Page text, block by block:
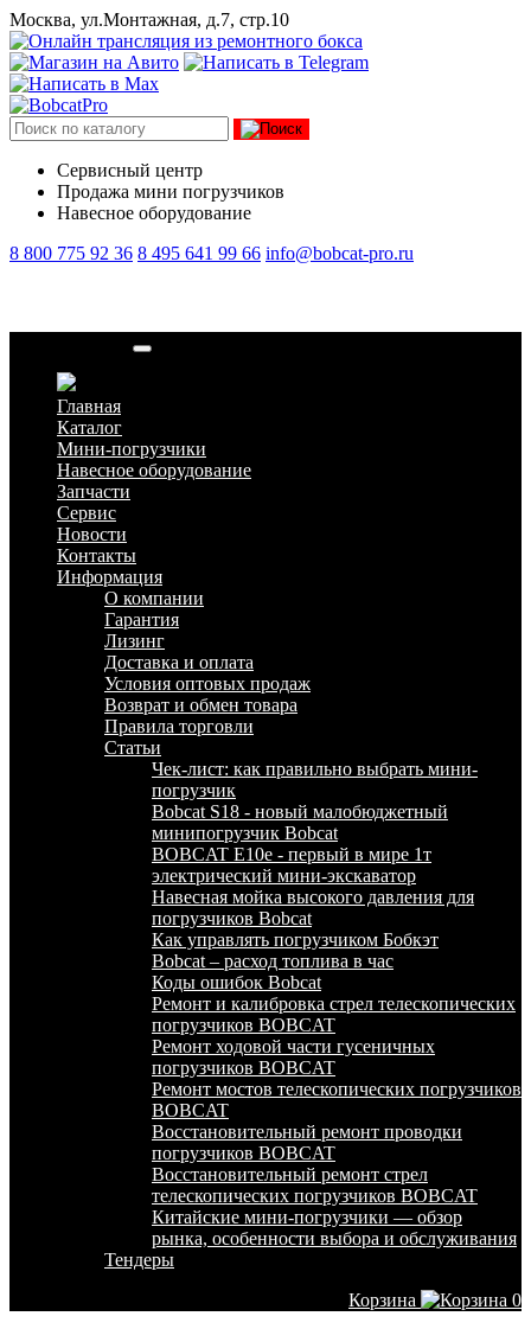
Москва, ул.Монтажная, д.7, стр.10
Сервисный центр
Продажа мини погрузчиков
Навесное оборудование
8 800 775 92 36 8 495 641 99 66 info@bobcat-pro.ru
Главная
Каталог
Мини-погрузчики
Навесное оборудование
Запчасти
Сервис
Новости
Контакты
Информация
О компании
Гарантия
Лизинг
Доставка и оплата
Условия оптовых продаж
Возврат и обмен товара
Правила торговли
Статьи
Чек-лист: как правильно выбрать мини-
погрузчик
Bobcat S18 - новый малобюджетный
минипогрузчик Bobcat
BOBCAT E10e - первый в мире 1т
электрический мини-экскаватор
Навесная мойка высокого давления для
погрузчиков Bobcat
Как управлять погрузчиком Бобкэт
Bobcat – расход топлива в час
Коды ошибок Bobcat
Ремонт и калибровка стрел телескопических
погрузчиков BOBCAT
Ремонт ходовой части гусеничных
погрузчиков BOBCAT
Ремонт мостов телескопических погрузчиков
BOBCAT
Восстановительный ремонт проводки
погрузчиков BOBCAT
Восстановительный ремонт стрел
телескопических погрузчиков BOBCAT
Китайские мини-погрузчики — обзор
рынка, особенности выбора и обслуживания
Тендеры
Корзина
0